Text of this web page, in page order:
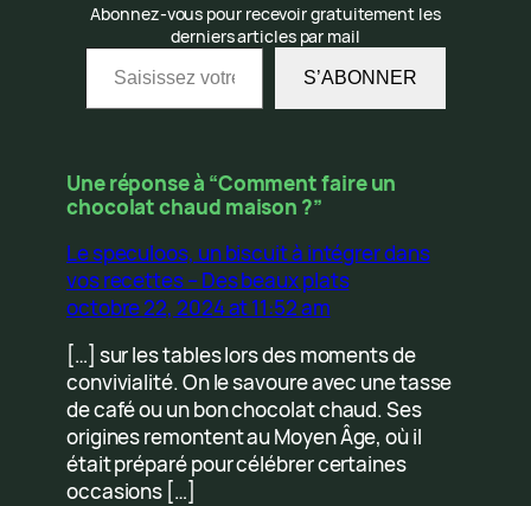
Abonnez-vous pour recevoir gratuitement les
derniers articles par mail
Saisissez votre adresse e-mail…
S’ABONNER
Une réponse à “Comment faire un
chocolat chaud maison ?”
Le speculoos, un biscuit à intégrer dans
vos recettes – Des beaux plats
octobre 22, 2024 at 11:52 am
[…] sur les tables lors des moments de
convivialité. On le savoure avec une tasse
de café ou un bon chocolat chaud. Ses
origines remontent au Moyen Âge, où il
était préparé pour célébrer certaines
occasions […]